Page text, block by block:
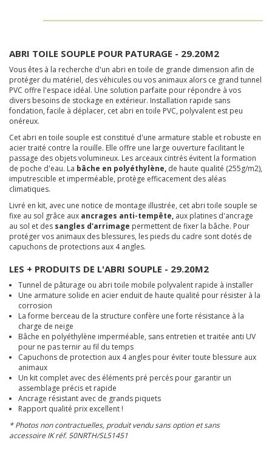
ABRI TOILE SOUPLE POUR PATURAGE - 29.20M2
Vous êtes à la recherche d'un abri en toile de grande dimension afin de
protéger du matériel, des véhicules ou vos animaux alors ce grand tunnel
PVC offre l'espace idéal. Une solution parfaite pour répondre à vos
divers besoins de stockage en extérieur. Installation rapide sans
fondation, facile à déplacer, cet abri en toile PVC, polyvalent est peu
onéreux.
Cet abri en toile souple est constitué d'une armature stable et robuste en
acier traité contre la rouille. Elle offre une large ouverture facilitant le
passage des objets volumineux. Les arceaux cintrés évitent la formation
de poche d'eau. La bâche en polyéthylène, de haute qualité (255g/m2),
imputrescible et imperméable, protège efficacement des aléas
climatiques.
Livré en kit, avec une notice de montage illustrée, cet abri toile souple se
fixe au sol grâce aux ancrages anti-tempête, aux platines d'ancrage
au sol et des sangles d'arrimage permettent de fixer la bâche. Pour
protéger vos animaux des blessures, les pieds du cadre sont dotés de
capuchons de protections aux 4 angles.
LES + PRODUITS DE L'ABRI SOUPLE - 29.20M2
Tunnel de pâturage ou abri toile mobile polyvalent rapide à installer
Une armature solide en acier enduit de haute qualité pour résister à la
corrosion
La forme berceau de la structure confère une forte résistance à la
charge de neige
Bâche en polyéthylène imperméable, sans entretien et traitée anti UV
pour ne pas ternir au fil du temps
Capuchons de protection aux 4 angles pour éviter toute blessure aux
animaux
Un kit complet avec des éléments pré percés pour garantir un
assemblage précis et rapide
Ancrage résistant avec de grands piquets
Rapport qualité prix excellent !
* Photos non contractuelles, produit vendu sans option et sans
accessoire IK réf. 50NRTH/SL51451